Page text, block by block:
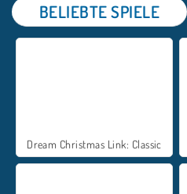
BELIEBTE SPIELE
Dream Christmas Link: Classic